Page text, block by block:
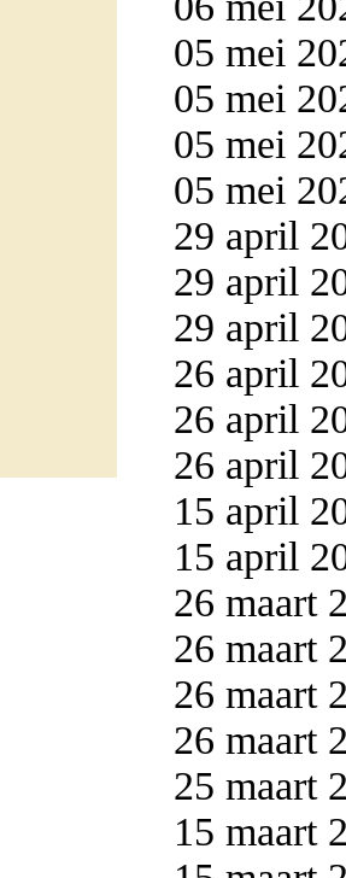
05 mei
05 mei
05 mei
05 mei
29 april
29 april
29 april
26 april
26 april
26 april
15 april
15 april
26 maart
26 maart
26 maart
26 maart
25 maart
15 maart